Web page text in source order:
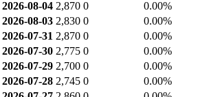
2026-07-15 2,710 1,137
9.26%
2026-07-14 2,625 1,772
5.08%
2026-07-13 2,640 658
5.88%
2026-07-10 2,715 1,369
2.95%
2026-07-09 2,685 1,398 3.85%